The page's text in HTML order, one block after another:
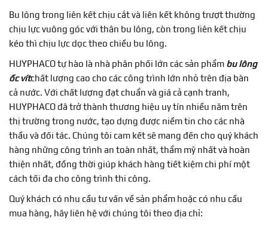
Bu lông trong liên kết chịu cắt và liên kết không trượt thường
chịu lực vuông góc với thân bu lông, còn trong liên kết chịu
kéo thì chịu lực dọc theo chiều bu lông.
HUYPHACO tự hào là nhà phân phối lớn các sản phẩm bu lông
ốc vítchất lượng cao cho các công trình lớn nhỏ trên địa bàn
cả nước. Với chất lượng đạt chuẩn và giá cả cạnh tranh,
HUYPHACO đã trở thành thương hiệu uy tín nhiều năm trên
thị trường trong nước, tạo dựng được niềm tin cho các nhà
thầu và đối tác. Chúng tôi cam kết sẽ mang đến cho quý khách
hàng những công trình an toàn nhất, thẩm mỹ nhất và hoàn
thiện nhất, đồng thời giúp khách hàng tiết kiệm chi phí một
cách tối đa cho công trình thi công.
Quý khách có nhu cầu tư vấn về sản phẩm hoặc có nhu cầu
mua hàng, hãy liên hệ với chúng tôi theo địa chỉ: